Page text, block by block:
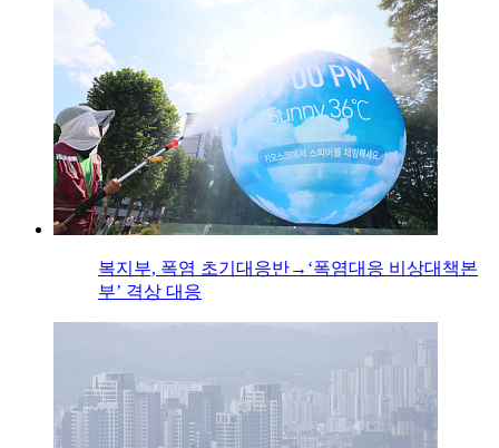
복지부, 폭염 초기대응반→‘폭염대응 비상대책본
부’ 격상 대응